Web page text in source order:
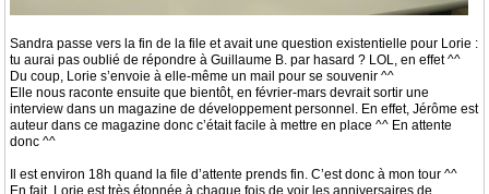
Sandra passe vers la fin de la file et avait une question existentielle pour Lorie :
tu aurai pas oublié de répondre à Guillaume B. par hasard ? LOL, en effet ^^
Du coup, Lorie s’envoie à elle-même un mail pour se souvenir ^^
Elle nous raconte ensuite que bientôt, en février-mars devrait sortir une
interview dans un magazine de développement personnel. En effet, Jérôme est
auteur dans ce magazine donc c’était facile à mettre en place ^^ En attente
donc ^^
Il est environ 18h quand la file d’attente prends fin. C’est donc à mon tour ^^
En fait, Lorie est très étonnée à chaque fois de voir les anniversaires de